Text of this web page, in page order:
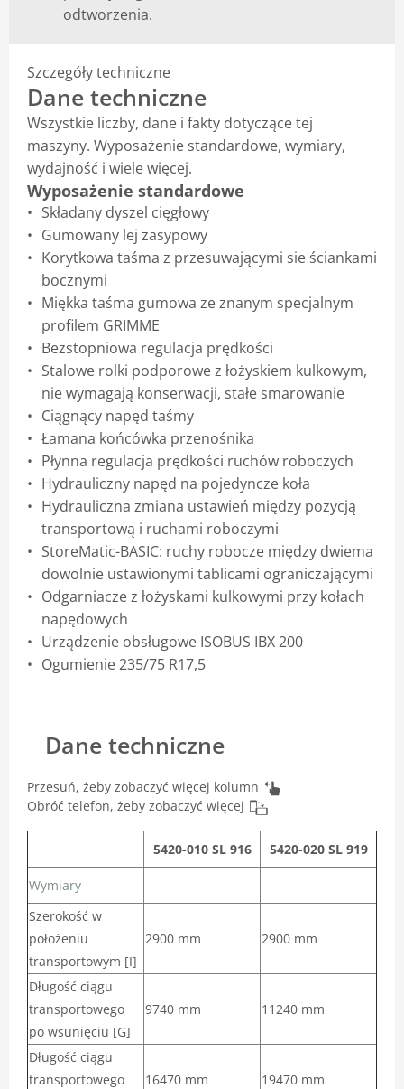
odtworzenia.
Szczegóły techniczne
Dane techniczne
Wszystkie liczby, dane i fakty dotyczące tej
maszyny. Wyposażenie standardowe, wymiary,
wydajność i wiele więcej.
Wyposażenie standardowe
Składany dyszel cięgłowy
Gumowany lej zasypowy
Korytkowa taśma z przesuwającymi sie ściankami
bocznymi
Miękka taśma gumowa ze znanym specjalnym
profilem GRIMME
Bezstopniowa regulacja prędkości
Stalowe rolki podporowe z łożyskiem kulkowym,
nie wymagają konserwacji, stałe smarowanie
Ciągnący napęd taśmy
Łamana końcówka przenośnika
Płynna regulacja prędkości ruchów roboczych
Hydrauliczny napęd na pojedyncze koła
Hydrauliczna zmiana ustawień między pozycją
transportową i ruchami roboczymi
StoreMatic-BASIC: ruchy robocze między dwiema
dowolnie ustawionymi tablicami ograniczającymi
Odgarniacze z łożyskami kulkowymi przy kołach
napędowych
Urządzenie obsługowe ISOBUS IBX 200
Ogumienie 235/75 R17,5
Dane techniczne
Przesuń, żeby zobaczyć więcej kolumn
Obróć telefon, żeby zobaczyć więcej
5420-010 SL 916 5420-020 SL 919
Wymiary
Szerokość w
położeniu
transportowym [I]
2900 mm 2900 mm
Długość ciągu
transportowego
po wsunięciu [G]
9740 mm 11240 mm
Długość ciągu
transportowego
16470 mm 19470 mm